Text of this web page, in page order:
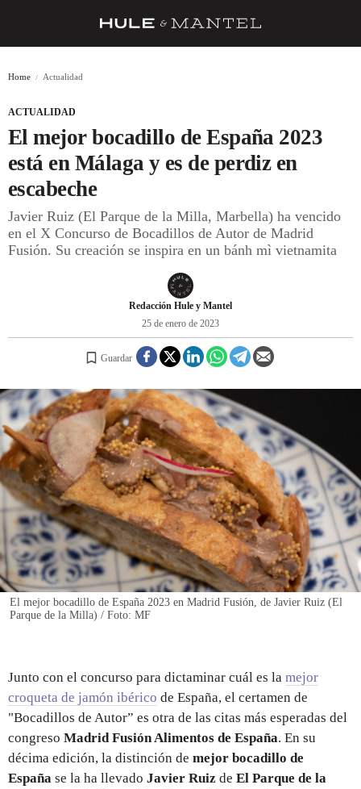
BARRAS Y ESTRELLAS
DÓNDE COMER
ÍDOLOS DE MESAS
CUADERNO DE VIAJE
REGISTRO
INICIAR SESIÓN
Home Actualidad
ACTUALIDAD
El mejor bocadillo de España 2023
está en Málaga y es de perdiz en
escabeche
Javier Ruiz (El Parque de la Milla, Marbella) ha vencido
en el X Concurso de Bocadillos de Autor de Madrid
Fusión. Su creación se inspira en un bánh mì vietnamita
Redacción Hule y Mantel
25 de enero de 2023
Guardar
El mejor bocadillo de España 2023 en Madrid Fusión, de Javier Ruiz (El
Parque de la Milla) / Foto: MF
Junto con el concurso para dictaminar cuál es la mejor
croqueta de jamón ibérico de España, el certamen de
"Bocadillos de Autor” es otra de las citas más esperadas del
congreso Madrid Fusión Alimentos de España. En su
décima edición, la distinción de mejor bocadillo de
España se la ha llevado Javier Ruiz de El Parque de la